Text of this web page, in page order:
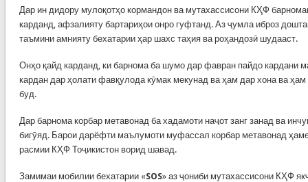
Дар ин дидору мулоқотҳо кормандон ва мутахассисони КҲФ
карданд, афзалияту бартариҳои онро гуфтанд. Аз ҷумла иброз
таъмини амнияту бехатарии ҳар шахс таҳия ва роҳандозӣ шудааст.
Онҳо қайд карданд, ки барнома ба шумо дар фавран пайдо кардани
кардан дар ҳолати фавқулода кӯмак мекунад ва ҳам дар хона ва
буд.
Дар барнома корбар метавонад ба хадамоти наҷот занг занад ва
бигӯяд. Барои дарёфти маълумоти муфассал корбар метавонад
расмии КҲФ Тоҷикистон ворид шавад.
Замимаи мобилии бехатарии «SOS» аз ҷониби мутахассисони КҲФ